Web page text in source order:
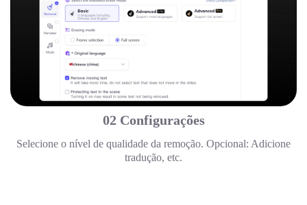
02 Configurações
Selecione o nível de qualidade da remoção. Opcional: Adicione
tradução, etc.